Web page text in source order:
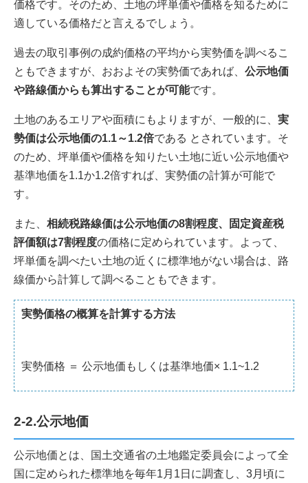
価格です。そのため、土地の坪単価や価格を知るために
適している価格だと言えるでしょう。
過去の取引事例の成約価格の平均から実勢価を調べるこ
ともできますが、おおよその実勢価であれば、 公示地価
や路線価からも算出することが可能です。
土地のあるエリアや面積にもよりますが、一般的に、 実
勢価は公示地価の1.1～1.2倍である とされています。そ
のため、坪単価や価格を知りたい土地に近い公示地価や
基準地価を1.1か1.2倍すれば、実勢価の計算が可能で
す。
また、 相続税路線価は公示地価の8割程度、固定資産税
評価額は7割程度の価格に定められています。よって、
坪単価を調べたい土地の近くに標準地がない場合は、路
線価から計算して調べることもできます。
実勢価格の概算を計算する方法
実勢価格 ＝ 公示地価もしくは基準地価× 1.1~1.2
2-2.公示地価
公示地価とは、国土交通省の土地鑑定委員会によって全
国に定められた標準地を毎年1月1日に調査し、3月頃に